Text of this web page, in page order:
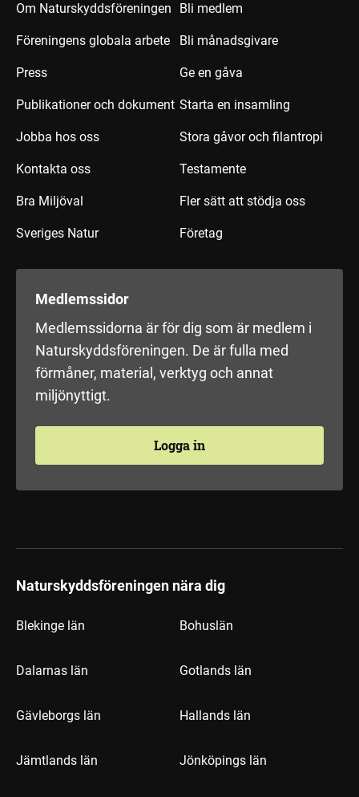
Om Naturskyddsföreningen
Föreningens globala arbete
Press
Publikationer och dokument
Jobba hos oss
Kontakta oss
Bra Miljöval
Sveriges Natur
Bli medlem
Bli månadsgivare
Ge en gåva
Starta en insamling
Stora gåvor och filantropi
Testamente
Fler sätt att stödja oss
Företag
Medlemssidor
Medlemssidorna är för dig som är medlem i
Naturskyddsföreningen. De är fulla med
förmåner, material, verktyg och annat
miljönyttigt.
Logga in
Naturskyddsföreningen nära dig
Blekinge län Bohuslän
Dalarnas län Gotlands län
Gävleborgs län Hallands län
Jämtlands län Jönköpings län